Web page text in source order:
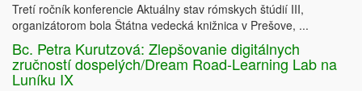
Tretí ročník konferencie Aktuálny stav rómskych štúdií III,
organizátorom bola Štátna vedecká knižnica v Prešove, ...
Bc. Petra Kurutzová: Zlepšovanie digitálnych
zručností dospelých/Dream Road-Learning Lab na
Luníku IX